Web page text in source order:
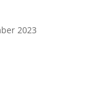
2023